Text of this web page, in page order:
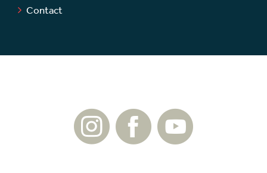
Contact